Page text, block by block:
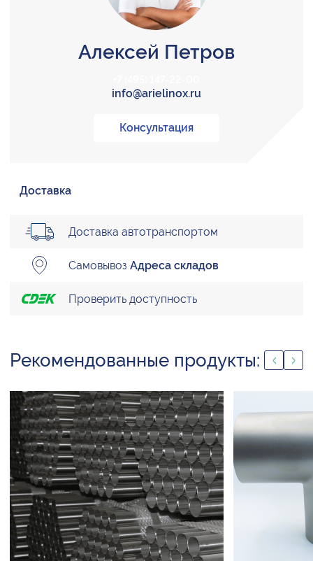
Алексей Петров
info@arielinox.ru
Консультация
Доставка
Доставка автотранспортом
Самовывоз Адреса складов
Проверить доступность
Рекомендованные продукты: